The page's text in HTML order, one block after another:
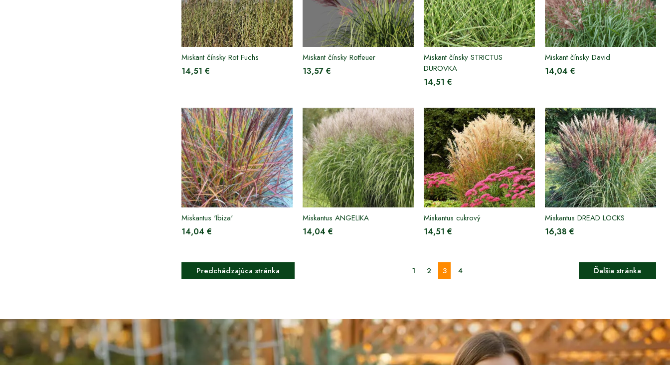
Miskant čínsky Rot Fuchs
14,51 €
Miskant čínsky Rotfeuer
13,57 €
Miskant čínsky STRICTUS
DUROVKA
14,51 €
Miskant čínsky David
14,04 €
Miskantus 'Ibiza'
14,04 €
Miskantus ANGELIKA
14,04 €
Miskantus cukrový
14,51 €
Miskantus DREAD LOCKS
16,38 €
Predchádzajúca stránka 1 2 3 4 Ďalšia stránka